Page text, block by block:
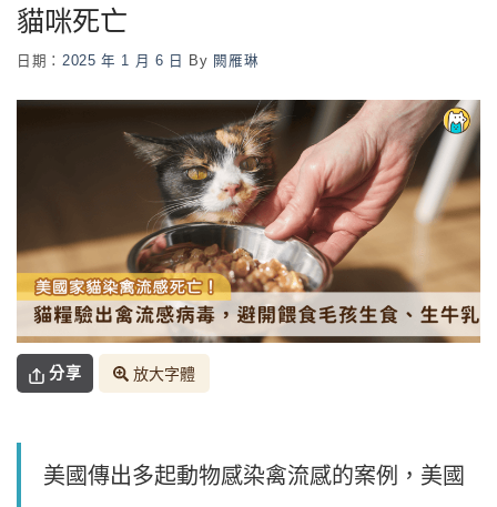
貓咪死亡
日期： 2025 年 1 月 6 日 By 闕雁琳
分享 放大字體
美國傳出多起動物感染禽流感的案例，美國